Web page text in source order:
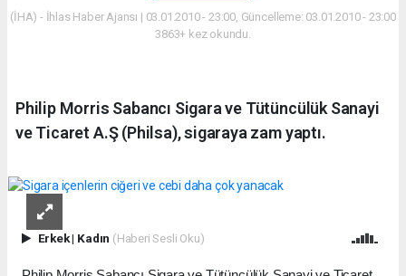
(İHA) - İhlas Haber Ajansı | 03.01.2010 - 23:00, Güncelleme: 03.01.2010 - 23:00
3863+ kez okundu.
Philip Morris Sabancı Sigara ve Tütüncülük Sanayi
ve Ticaret A.Ş (Philsa), sigaraya zam yaptı.
Erkek| Kadın (Haberi Sesli Oku)